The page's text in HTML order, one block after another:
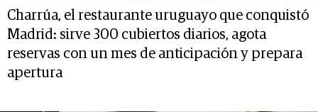
Charrúa, el restaurante uruguayo que conquistó
Madrid: sirve 300 cubiertos diarios, agota
reservas con un mes de anticipación y prepara
apertura